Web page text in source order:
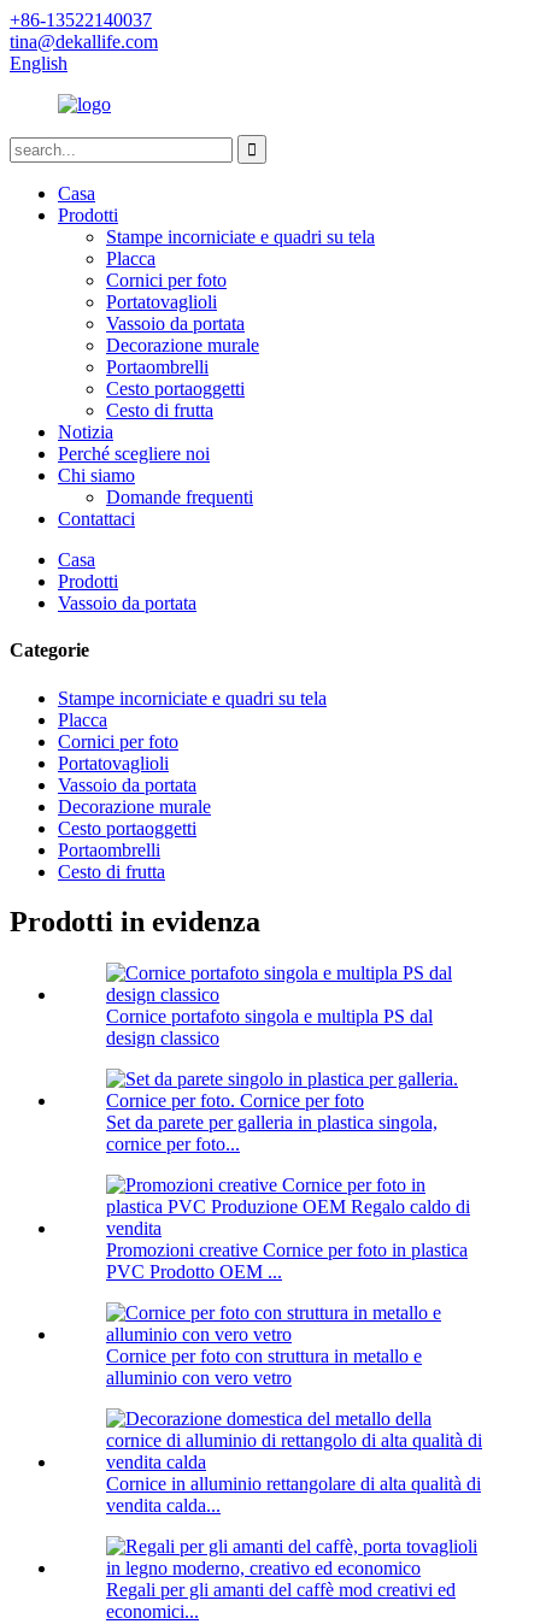
+86-13522140037
tina@dekallife.com
English
Casa
Prodotti
Stampe incorniciate e quadri su tela
Placca
Cornici per foto
Portatovaglioli
Vassoio da portata
Decorazione murale
Portaombrelli
Cesto portaoggetti
Cesto di frutta
Notizia
Perché scegliere noi
Chi siamo
Domande frequenti
Contattaci
Casa
Prodotti
Vassoio da portata
Categorie
Stampe incorniciate e quadri su tela
Placca
Cornici per foto
Portatovaglioli
Vassoio da portata
Decorazione murale
Cesto portaoggetti
Portaombrelli
Cesto di frutta
Prodotti in evidenza
Cornice portafoto singola e multipla PS dal
design classico
Set da parete per galleria in plastica singola,
cornice per foto...
Promozioni creative Cornice per foto in plastica
PVC Prodotto OEM ...
Cornice per foto con struttura in metallo e
alluminio con vero vetro
Cornice in alluminio rettangolare di alta qualità di
vendita calda...
Regali per gli amanti del caffè mod creativi ed
economici...